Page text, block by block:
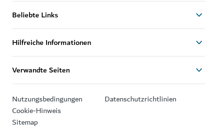
Beliebte Links
Hilfreiche Informationen
Verwandte Seiten
Nutzungsbedingungen
Datenschutzrichtlinien
Cookie-Hinweis
Sitemap